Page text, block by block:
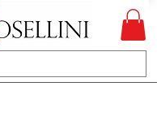
Gioielleria Rosellini
Rosellini online